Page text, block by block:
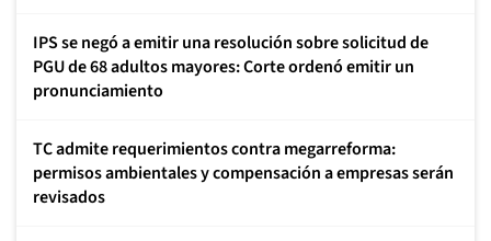
IPS se negó a emitir una resolución sobre solicitud de
PGU de 68 adultos mayores: Corte ordenó emitir un
pronunciamiento
TC admite requerimientos contra megarreforma:
permisos ambientales y compensación a empresas serán
revisados